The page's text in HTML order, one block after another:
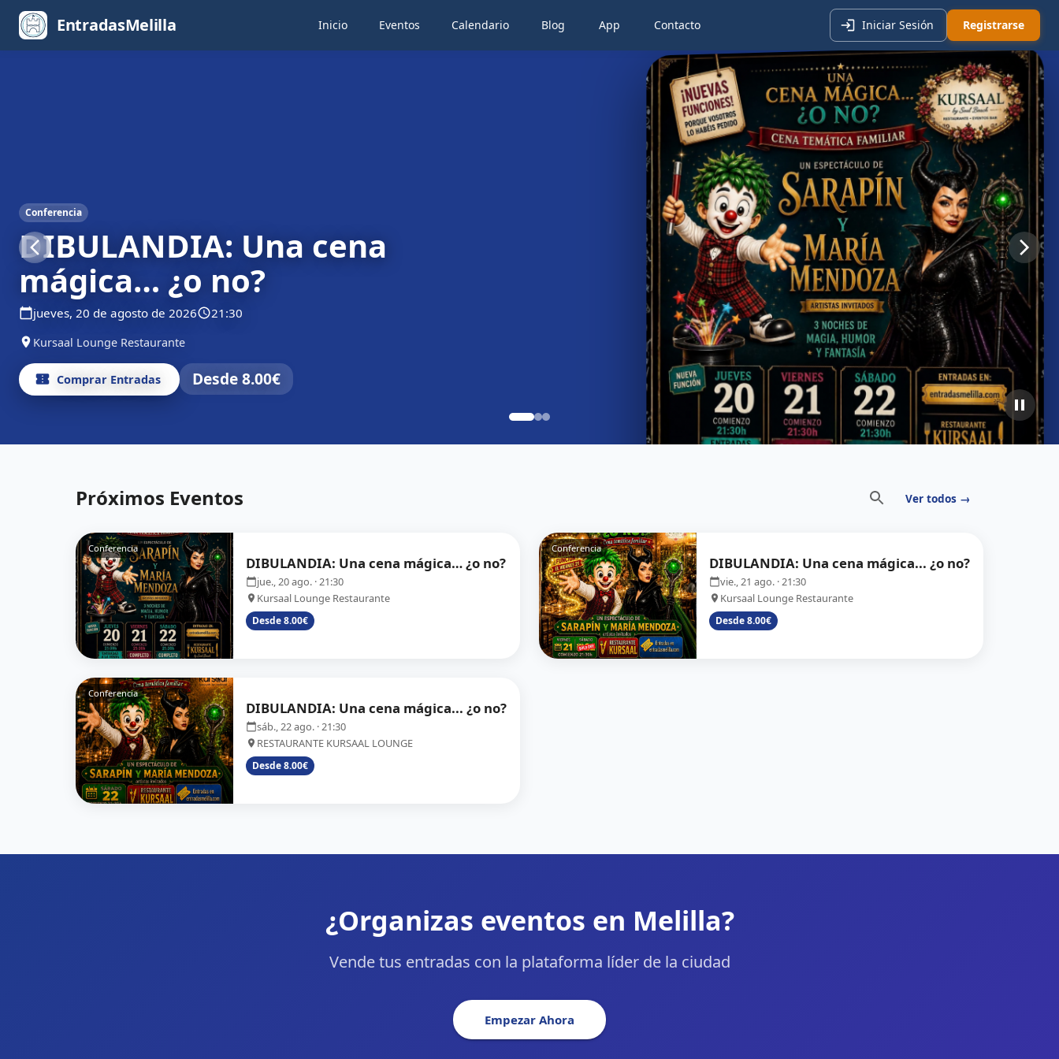
EntradasMelilla Inicio Eventos Calendario Blog App Contacto Iniciar Sesión Registrarse
Conferencia
DIBULANDIA: Una cena
mágica… ¿o no?
jueves, 20 de agosto de 2026 21:30
Kursaal Lounge Restaurante
Comprar Entradas Desde8.00€
Conferencia
Una cena
¿o no?
viernes, 21 de agosto de 2026 21:30
Kursaal Lounge Restaurante
Comprar Entradas Desde8.00€
Conferencia
Una cena
¿o no?
RESTAURANTE KURSAAL LOUNGE
Comprar Entradas Desde8.00€
Próximos Eventos Ver todos →
Conferencia
DIBULANDIA: Una cena mágica… ¿o no?
jue., 20 ago. · 21:30
Kursaal Lounge Restaurante
Desde 8.00€
Conferencia
DIBULANDIA: Una cena mágica... ¿o no?
vie., 21 ago. · 21:30
Kursaal Lounge Restaurante
Desde 8.00€
Conferencia
DIBULANDIA: Una cena mágica... ¿o no?
sáb., 22 ago. · 21:30
RESTAURANTE KURSAAL LOUNGE
Desde 8.00€
¿Organizas eventos en Melilla?
Vende tus entradas con la plataforma líder de la ciudad
Empezar Ahora